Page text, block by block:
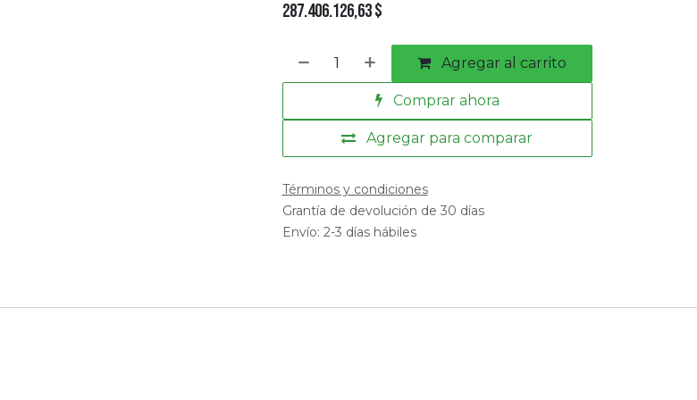
287.406.126,63$
Agregar al carrito
Comprar ahora
Agregar para comparar
Términos y condiciones
Grantía de devolución de 30 días
Envío: 2-3 días hábiles